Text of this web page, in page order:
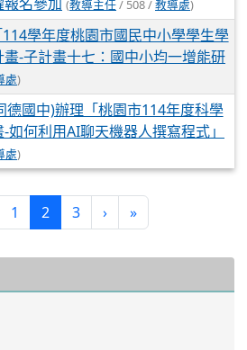
114學年度桃園市國民中小學學生學
-子計畫十七：國中小均一增能研
處)
德國中)辦理「桃園市114年度科學
何利用AI聊天機器人撰寫程式」
處)
1 2(current)
3 › »